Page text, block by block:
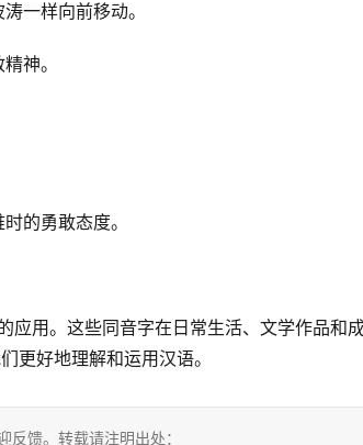
一样向前移动。
神。
的勇敢态度。
用。这些同音字在日常生活、文学作品和
更好地理解和运用汉语。
馈。转载请注明出处：